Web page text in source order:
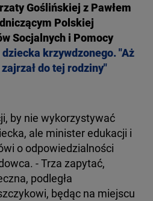
Goślińskiej z Pawłem
Polskiej
Socjalnych i Pomocy
krzywdzonego. "Aż
do tej rodziny"
by nie wykorzystywać
ale minister edukacji i
o odpowiedzialności
- Trza zapytać,
podległa
będąc na miejscu